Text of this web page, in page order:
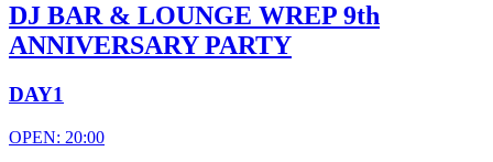
DJ BAR & LOUNGE WREP 9th
ANNIVERSARY PARTY
DAY1
OPEN: 20:00